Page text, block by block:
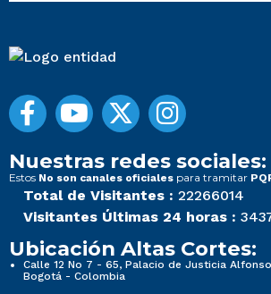
Nuestras redes sociales:
Estos No son canales oficiales para tramitar
Total de Visitantes : 22266014
Visitantes Últimas 24 horas :
Ubicación Altas Cortes:
Calle 12 No 7 - 65, Palacio de Justicia
Bogotá - Colombia